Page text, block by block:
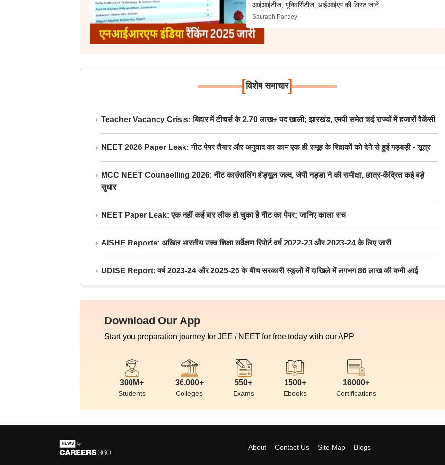
आईआईटीज, यूनिवर्सिटीज, आईआईएम की लिस्ट जानें
Saurabh Pandey
[विशेष समाचार]
Teacher Vacancy Crisis: बिहार में टीचर्स के 2.70 लाख+ पद खाली; झारखंड, एमपी समेत कई राज्यों में हजारों वैकेंसी
NEET 2026 Paper Leak: नीट पेपर तैयार और अनुवाद का काम एक ही समूह के शिक्षकों को देने से हुई गड़बड़ी - सूत्र
MCC NEET Counselling 2026: नीट काउंसलिंग शेड्यूल जल्द, जेपी नड्डा ने की समीक्षा, छात्र-केंद्रित कई बड़े
सुधार
NEET Paper Leak: एक नहीं कई बार लीक हो चुका है नीट का पेपर; जानिए काला सच
AISHE Reports: अखिल भारतीय उच्च शिक्षा सर्वेक्षण रिपोर्ट वर्ष 2022-23 और 2023-24 के लिए जारी
UDISE Report: वर्ष 2023-24 और 2025-26 के बीच सरकारी स्कूलों में दाखिले में लगभग 86 लाख की कमी आई
Download Our App
Start you preparation journey for JEE / NEET for free today with our APP
300M+
Students
36,000+
Colleges
550+
Exams
1500+
Ebooks
16000+
Certifications
About Contact Us Site Map Blogs